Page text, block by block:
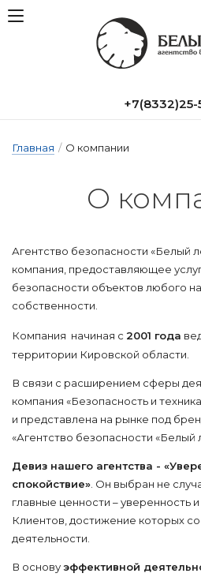
+7(8332)25-
Главная / О компании
О
Агентство безопасности «Белый
компания, предоставляющее
безопасности объектов любого
собственности.
Компания начиная с 2001 года
территории Кировской области.
В связи с расширением сферы
компания «Безопасность и
и представлена на рынке под
«Агентство безопасности «Белый
Девиз нашего агентства -
спокойствие» . Он выбран не
главные ценности – уверенность
Клиентов, достижение которых
деятельности.
В основуэффективной